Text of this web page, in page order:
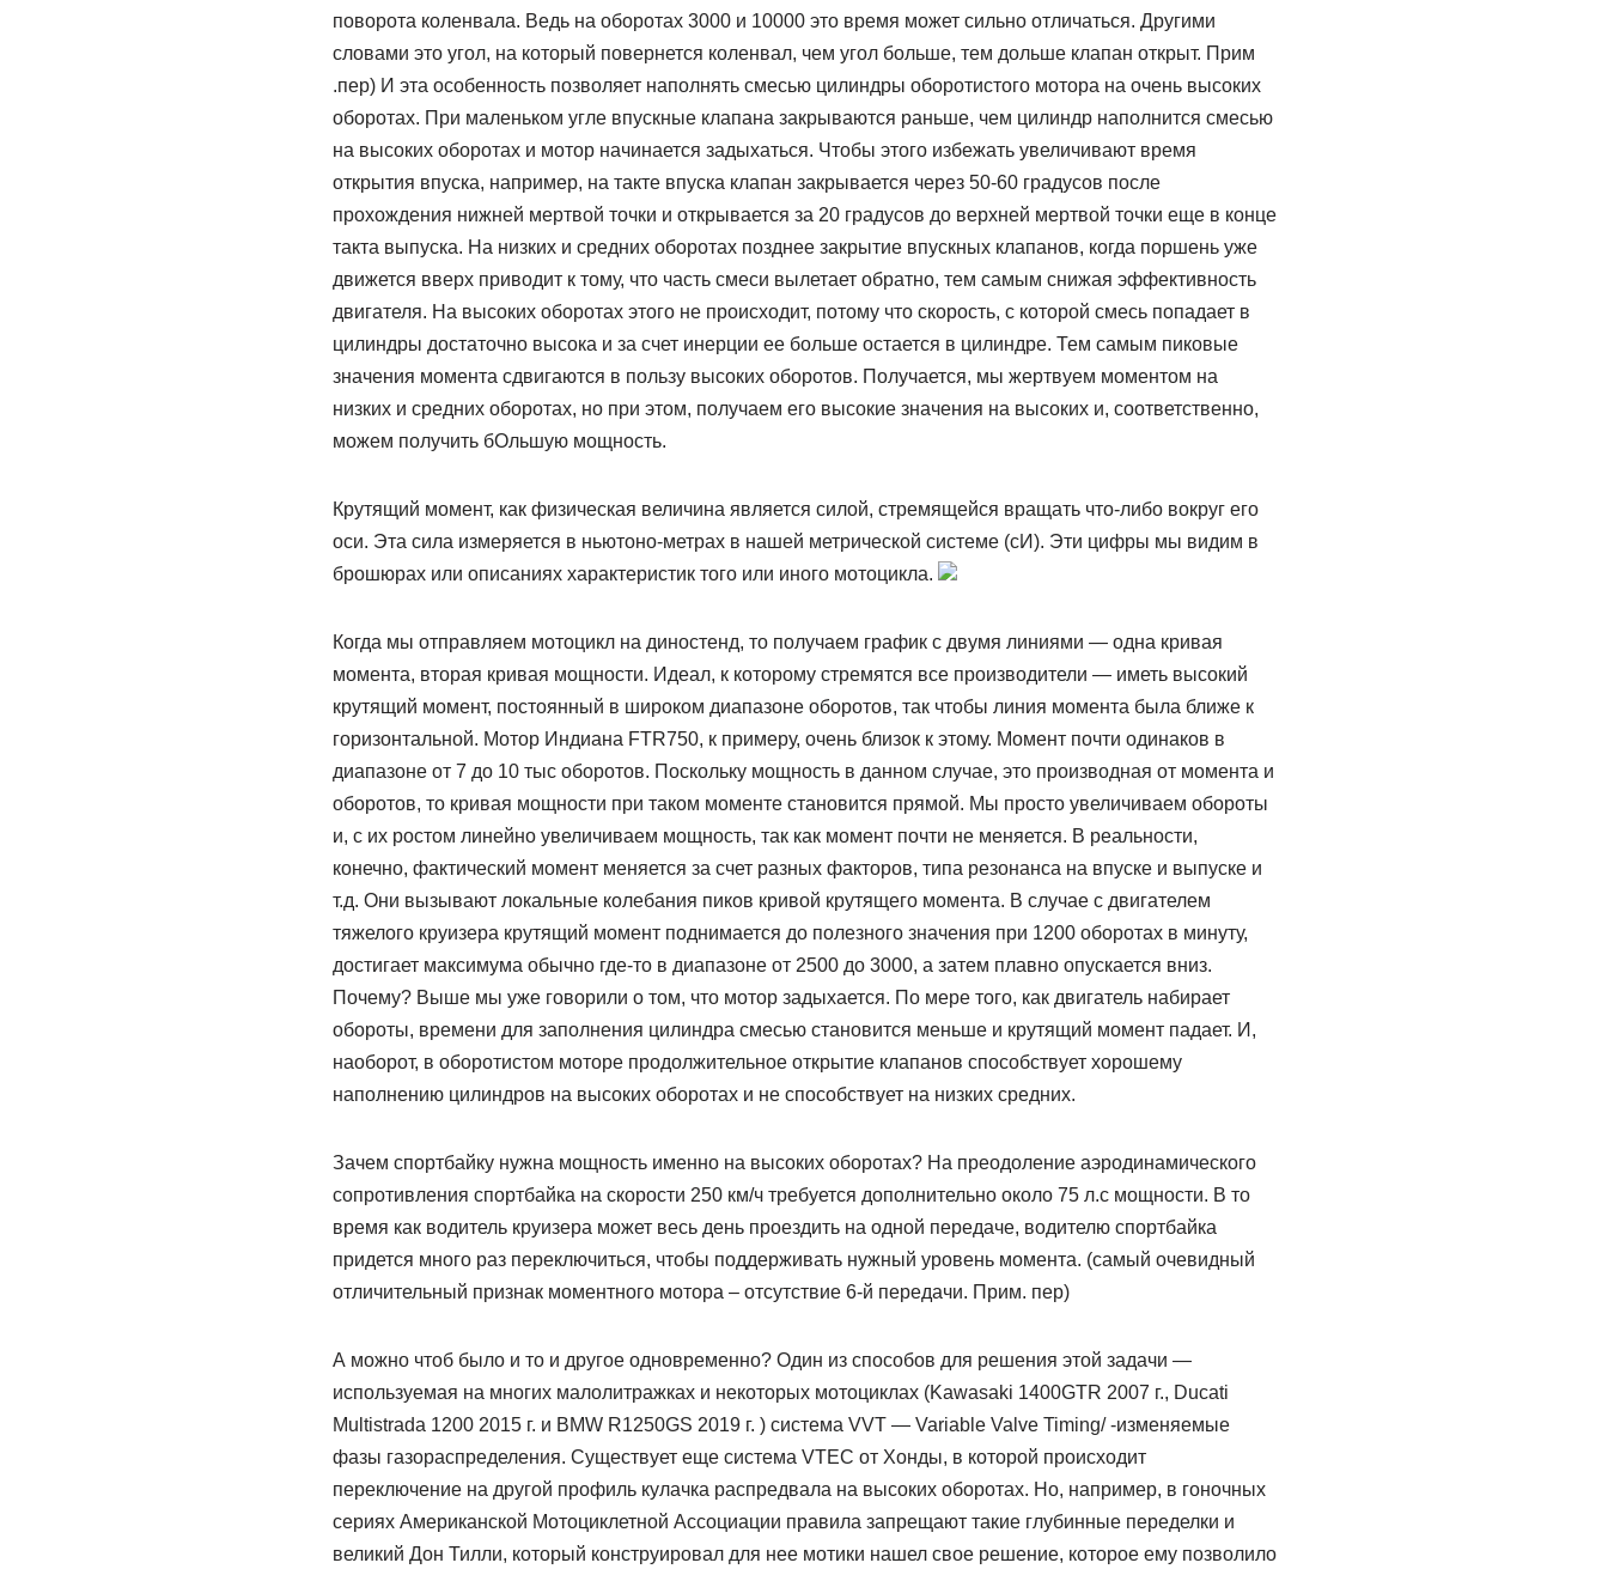
поворота коленвала. Ведь на оборотах 3000 и 10000 это время может сильно отличаться. Другими
словами это угол, на который повернется коленвал, чем угол больше, тем дольше клапан открыт. Прим
.пер) И эта особенность позволяет наполнять смесью цилиндры оборотистого мотора на очень высоких
оборотах. При маленьком угле впускные клапана закрываются раньше, чем цилиндр наполнится смесью
на высоких оборотах и мотор начинается задыхаться. Чтобы этого избежать увеличивают время
открытия впуска, например, на такте впуска клапан закрывается через 50-60 градусов после
прохождения нижней мертвой точки и открывается за 20 градусов до верхней мертвой точки еще в конце
такта выпуска. На низких и средних оборотах позднее закрытие впускных клапанов, когда поршень уже
движется вверх приводит к тому, что часть смеси вылетает обратно, тем самым снижая эффективность
двигателя. На высоких оборотах этого не происходит, потому что скорость, с которой смесь попадает в
цилиндры достаточно высока и за счет инерции ее больше остается в цилиндре. Тем самым пиковые
значения момента сдвигаются в пользу высоких оборотов. Получается, мы жертвуем моментом на
низких и средних оборотах, но при этом, получаем его высокие значения на высоких и, соответственно,
можем получить бОльшую мощность.
Крутящий момент, как физическая величина является силой, стремящейся вращать что-либо вокруг его
оси. Эта сила измеряется в ньютоно-метрах в нашей метрической системе (сИ). Эти цифры мы видим в
брошюрах или описаниях характеристик того или иного мотоцикла.
Когда мы отправляем мотоцикл на диностенд, то получаем график с двумя линиями — одна кривая
момента, вторая кривая мощности. Идеал, к которому стремятся все производители — иметь высокий
крутящий момент, постоянный в широком диапазоне оборотов, так чтобы линия момента была ближе к
горизонтальной. Мотор Индиана FTR750, к примеру, очень близок к этому. Момент почти одинаков в
диапазоне от 7 до 10 тыс оборотов. Поскольку мощность в данном случае, это производная от момента и
оборотов, то кривая мощности при таком моменте становится прямой. Мы просто увеличиваем обороты
и, с их ростом линейно увеличиваем мощность, так как момент почти не меняется. В реальности,
конечно, фактический момент меняется за счет разных факторов, типа резонанса на впуске и выпуске и
т.д. Они вызывают локальные колебания пиков кривой крутящего момента. В случае с двигателем
тяжелого круизера крутящий момент поднимается до полезного значения при 1200 оборотах в минуту,
достигает максимума обычно где-то в диапазоне от 2500 до 3000, а затем плавно опускается вниз.
Почему? Выше мы уже говорили о том, что мотор задыхается. По мере того, как двигатель набирает
обороты, времени для заполнения цилиндра смесью становится меньше и крутящий момент падает. И,
наоборот, в оборотистом моторе продолжительное открытие клапанов способствует хорошему
наполнению цилиндров на высоких оборотах и не способствует на низких средних.
Зачем спортбайку нужна мощность именно на высоких оборотах? На преодоление аэродинамического
сопротивления спортбайка на скорости 250 км/ч требуется дополнительно около 75 л.с мощности. В то
время как водитель круизера может весь день проездить на одной передаче, водителю спортбайка
придется много раз переключиться, чтобы поддерживать нужный уровень момента. (самый очевидный
отличительный признак моментного мотора – отсутствие 6-й передачи. Прим. пер)
А можно чтоб было и то и другое одновременно? Один из способов для решения этой задачи —
используемая на многих малолитражках и некоторых мотоциклах (Kawasaki 1400GTR 2007 г., Ducati
Multistrada 1200 2015 г. и BMW R1250GS 2019 г. ) система VVT — Variable Valve Timing/ -изменяемые
фазы газораспределения. Существует еще система VTEC от Хонды, в которой происходит
переключение на другой профиль кулачка распредвала на высоких оборотах. Но, например, в гоночных
сериях Американской Мотоциклетной Ассоциации правила запрещают такие глубинные переделки и
великий Дон Тилли, который конструировал для нее мотики нашел свое решение, которое ему позволило